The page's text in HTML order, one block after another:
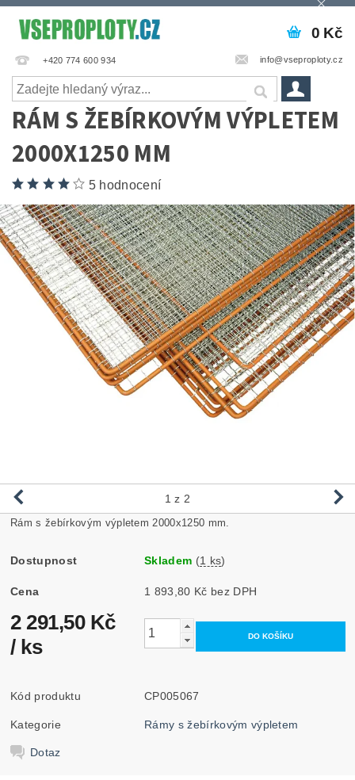
+420 774 600 934 info@vseproploty.cz
0 Kč
RÁM S ŽEBÍRKOVÝM VÝPLETEM
2000X1250 MM
5 hodnocení
1 z 2
Rám s žebírkovým výpletem 2000x1250 mm.
Dostupnost Skladem (1 ks)
Cena 1 893,80 Kč bez DPH
2 291,50 Kč
/ ks
Kód produktu CP005067
Kategorie Rámy s žebírkovým výpletem
Dotaz